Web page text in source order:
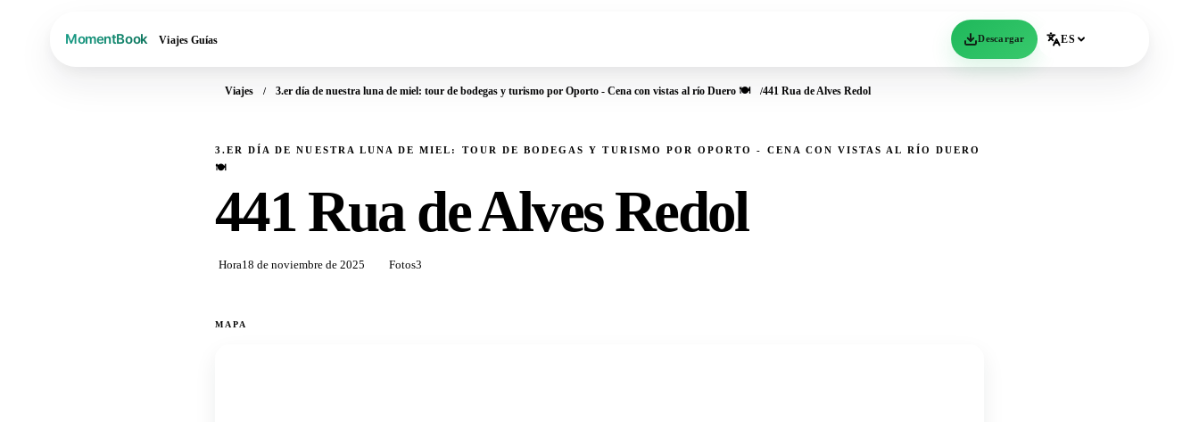
Viajes Guías Descargar ES
Viajes 3.er día de nuestra luna de miel: tour de bodegas y turismo por Oporto - Cena con vistas al río Duero 🍽️ 441 Rua de Alves Redol
3.ER DÍA DE NUESTRA LUNA DE MIEL: TOUR DE BODEGAS Y TURISMO POR OPORTO - CENA CON VISTAS AL RÍO DUERO
🍽️
441 Rua de Alves Redol
Hora18 de noviembre de 2025 Fotos3
MAPA